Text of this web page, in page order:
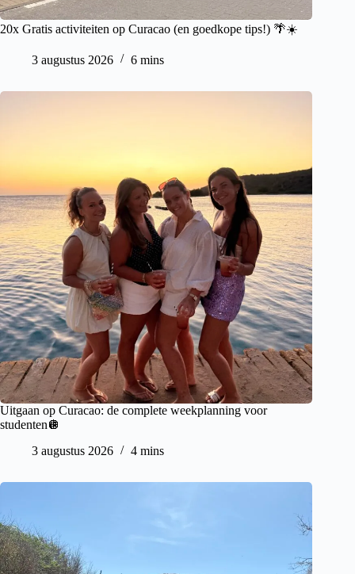
20x Gratis activiteiten op Curacao (en goedkope tips!) 🌴☀️
3 augustus 2026 6 mins
Uitgaan op Curacao: de complete weekplanning voor
studenten🪩
3 augustus 2026
4 mins